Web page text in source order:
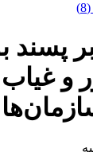
پسند
و